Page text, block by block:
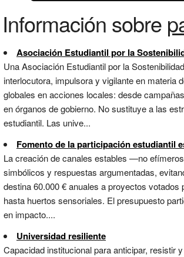
Información sobre
Asociación Estudiantil por la
Una Asociación Estudiantil por la
interlocutora, impulsora y vigilante en materia
globales en acciones locales: desde
en órganos de gobierno. No sustituye a las
estudiantil. Las unive...
Fomento de la participación estudiantil
La creación de canales estables —no
simbólicos y respuestas argumentadas,
destina 60.000 € anuales a proyectos
hasta huertos sensoriales. El presupuesto
en impacto....
Universidad resiliente
Capacidad institucional para anticipar, resistir